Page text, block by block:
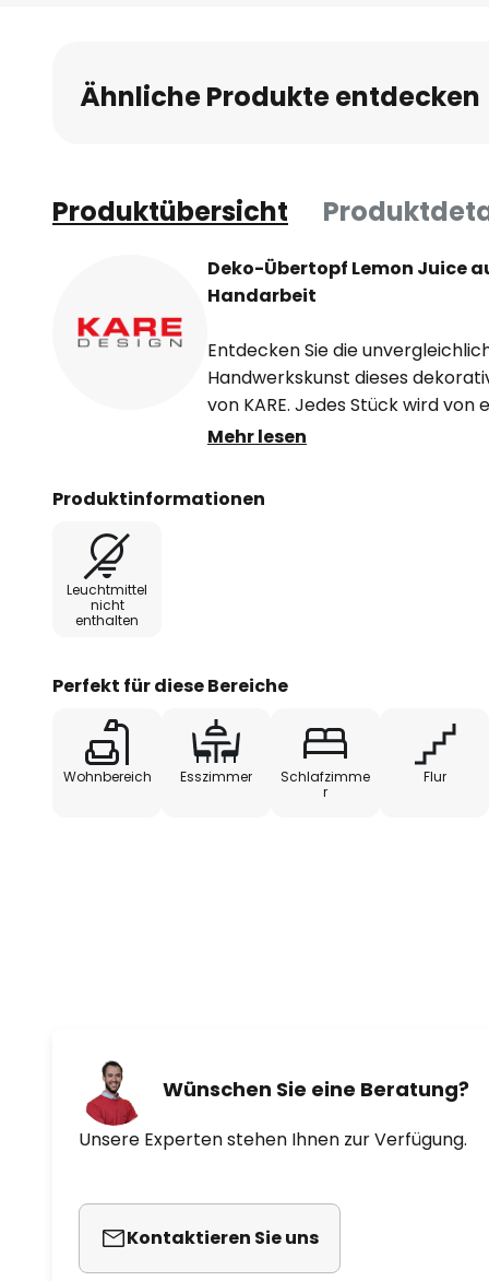
Bildgalerie
springen
Ähnliche Produkte entdecken
Produktübersicht
Deko-Übertopf Lemon Juice
Handarbeit
Entdecken Sie die
Handwerkskunst dieses
von KARE. Jedes Stück wird
größter Liebe zum Detail
Die kunstvoll glasierte
Mehr lesen
Produktinformationen
Leuchtmittel
nicht
enthalten
Perfekt für diese Bereiche
Wohnbereich Esszimmer
Schlafzimme
r
Flur
Wünschen Sie eine Beratung?
Unsere Experten stehen Ihnen zur Verfügung.
Kontaktieren Sie uns